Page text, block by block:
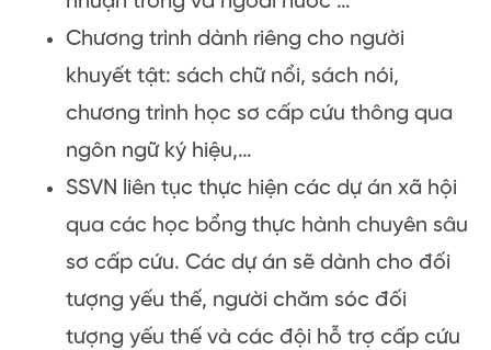
Chương trình dành riêng cho người
khuyết tật: sách chữ nổi, sách nói,
chương trình học sơ cấp cứu thông qua
ngôn ngữ ký hiệu,…
SSVN liên tục thực hiện các dự án xã hội
qua các học bổng thực hành chuyên sâu
sơ cấp cứu. Các dự án sẽ dành cho đối
tượng yếu thế, người chăm sóc đối
tượng yếu thế và các đội hỗ trợ cấp cứu